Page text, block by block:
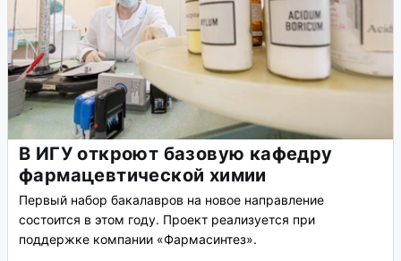
В ИГУ откроют базовую кафедру
фармацевтической химии
Первый набор бакалавров на новое направление
состоится в этом году. Проект реализуется при
поддержке компании «Фармасинтез».